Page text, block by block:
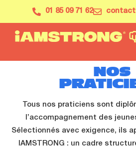
01 85 09 71 62
NOS
Tous nos praticiens sont
l’accompagnement des
Sélectionnés avec exigence, ils
IAMSTRONG : un cadre